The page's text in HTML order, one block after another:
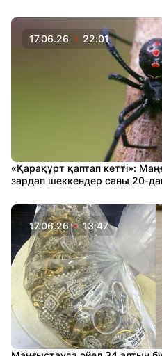
17.06.26 22:01
«Қарақұрт қаптап кетті»:
зардап шеккендер саны 20-
17.06.26 13:47